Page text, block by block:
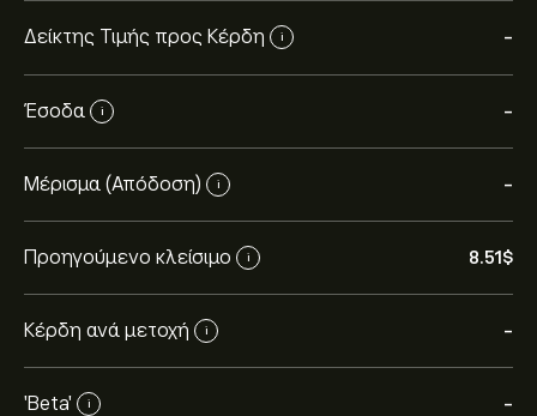
Δείκτης Τιμής προς Κέρδη i -
Έσοδα i -
Μέρισμα (Απόδοση) i -
Προηγούμενο κλείσιμο i 8.51‎$‎
Κέρδη ανά μετοχή i -
'Beta' i -